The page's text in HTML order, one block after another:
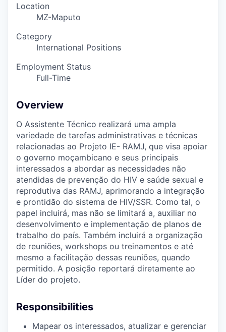
Location
MZ-Maputo
Category
International Positions
Employment Status
Full-Time
Overview
O Assistente Técnico realizará uma ampla
variedade de tarefas administrativas e técnicas
relacionadas ao Projeto IE- RAMJ, que visa apoiar
o governo moçambicano e seus principais
interessados a abordar as necessidades não
atendidas de prevenção do HIV e saúde sexual e
reprodutiva das RAMJ, aprimorando a integração
e prontidão do sistema de HIV/SSR. Como tal, o
papel incluirá, mas não se limitará a, auxiliar no
desenvolvimento e implementação de planos de
trabalho do país. Também incluirá a organização
de reuniões, workshops ou treinamentos e até
mesmo a facilitação dessas reuniões, quando
permitido. A posição reportará diretamente ao
Líder do projeto.
Responsibilities
Mapear os interessados, atualizar e gerenciar